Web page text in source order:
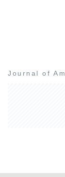
Journal of